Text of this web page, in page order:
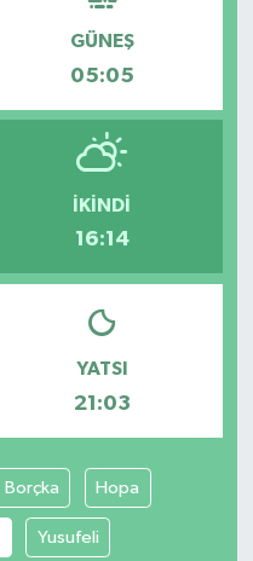
GÜNEŞ
05:05
İKINDI
16:14
YATSI
21:03
Borçka Hopa
Yusufeli